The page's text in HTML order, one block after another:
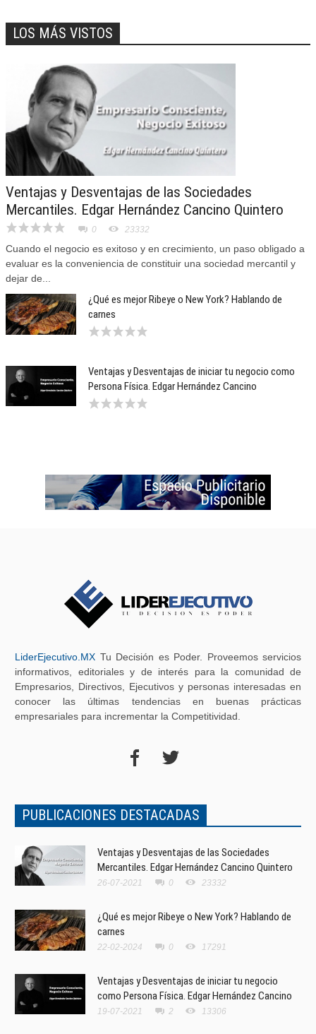
LOS MÁS VISTOS
Ventajas y Desventajas de las Sociedades
Mercantiles. Edgar Hernández Cancino Quintero
0 23332
Cuando el negocio es exitoso y en crecimiento, un paso obligado a
evaluar es la conveniencia de constituir una sociedad mercantil y
dejar de...
¿Qué es mejor Ribeye o New York? Hablando de
carnes
Ventajas y Desventajas de iniciar tu negocio como
Persona Física. Edgar Hernández Cancino
LiderEjecutivo.MX Tu Decisión es Poder. Proveemos servicios
informativos, editoriales y de interés para la comunidad de
Empresarios, Directivos, Ejecutivos y personas interesadas en
conocer las últimas tendencias en buenas prácticas
empresariales para incrementar la Competitividad.
PUBLICACIONES DESTACADAS
Ventajas y Desventajas de las Sociedades
Mercantiles. Edgar Hernández Cancino Quintero
26-07-2021 0 23332
¿Qué es mejor Ribeye o New York? Hablando de
carnes
22-02-2024 0 17291
Ventajas y Desventajas de iniciar tu negocio
como Persona Física. Edgar Hernández Cancino
19-07-2021 2 13306